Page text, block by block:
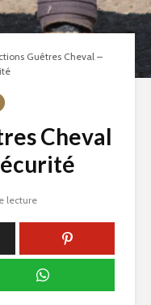
Guêtres Cheval –
Cheval
lecture